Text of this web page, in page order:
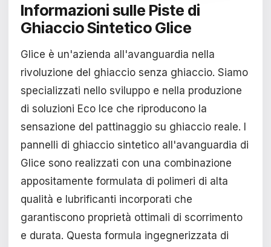
Informazioni sulle Piste di
Ghiaccio Sintetico Glice
Glice è un'azienda all'avanguardia nella
rivoluzione del ghiaccio senza ghiaccio. Siamo
specializzati nello sviluppo e nella produzione
di soluzioni Eco Ice che riproducono la
sensazione del pattinaggio su ghiaccio reale. I
pannelli di ghiaccio sintetico all'avanguardia di
Glice sono realizzati con una combinazione
appositamente formulata di polimeri di alta
qualità e lubrificanti incorporati che
garantiscono proprietà ottimali di scorrimento
e durata. Questa formula ingegnerizzata di